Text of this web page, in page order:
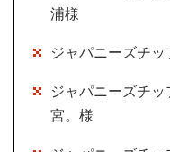
浦様
ジャパニーズチ
ジャパニーズチ
宮。様